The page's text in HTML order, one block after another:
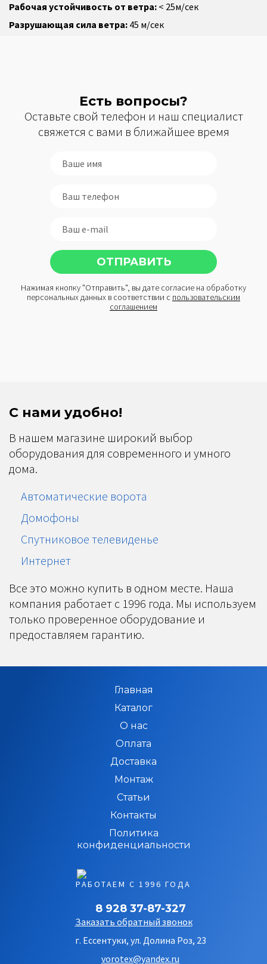
Рабочая устойчивость от ветра: < 25м/сек
Разрушающая сила ветра: 45 м/сек
Есть вопросы?
Оставьте свой телефон и наш специалист
свяжется с вами в ближайшее время
Нажимая кнопку "Отправить", вы дате согласие на обработку
персональных данных в соответствии с пользовательским
соглашением
С нами удобно!
В нашем магазине широкий выбор
оборудования для современного и умного
дома.
Автоматические ворота
Домофоны
Спутниковое телевиденье
Интернет
Все это можно купить в одном месте. Наша
компания работает с 1996 года. Мы используем
только проверенное оборудование и
предоставляем гарантию.
РАБОТАЕМ С 1996 ГОДА
Главная
Каталог
О нас
Оплата
Доставка
Монтаж
Статьи
Контакты
Политика
конфиденциальности
8 928 37-87-327
Заказать обратный звонок
г. Ессентуки, ул. Долина Роз, 23
vorotex@yandex.ru